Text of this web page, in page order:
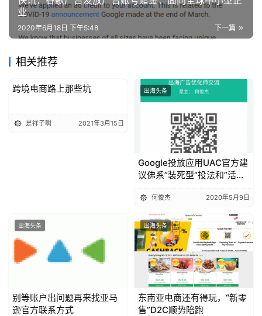
C
u
干
货
精
业
下一篇
2020年6月18日 下午5:48
相关推荐
出海头条
跨境电商路上那些坑
是祥子啊 2021年3月15日
出海头条
Google投放应用UAC官方建
议佛系”装死型“投法和”活跃
何俊杰 2020年5月9日
出海头条
别等账户出问题再来找亚马
逊官方联系方式
出海头条
东南亚电商还有得玩，“新零
售”D2C顺势陪跑